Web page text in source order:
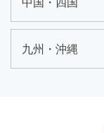
九州・沖縄